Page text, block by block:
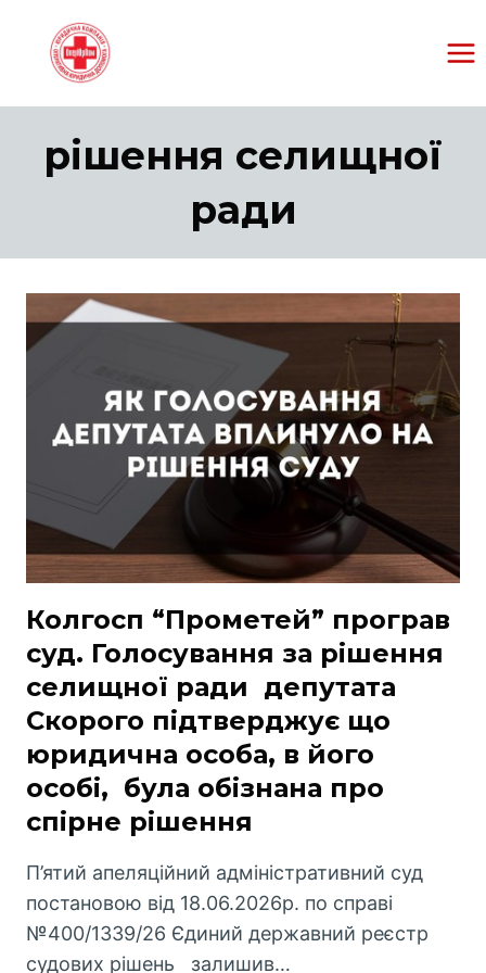
содержанию
рішення селищної
ради
Колгосп “Прометей” програв
суд. Голосування за рішення
селищної ради депутата
Скорого підтверджує що
юридична особа, в його
особі, була обізнана про
спірне рішення
П’ятий апеляційний адміністративний суд
постановою від 18.06.2026р. по справі
№400/1339/26 Єдиний державний реєстр
судових рішень залишив…